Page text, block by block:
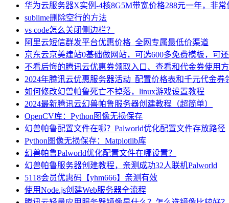
华为云服务器X实例-4核8G5M带宽价格288元一年，非常
sublime删除空行的方法
vs code怎么关闭侧边栏？
阿里云短信群发平台优惠价格_全网专属最低价渠道
京东云京美建站0基础做网站，可选600多免费模板，可还
不看后悔的腾讯云优惠券领取入口、查看和代金券使用
2024年腾讯云优惠服务器活动_配置价格表和千元代金券
如何修改幻兽帕鲁死亡不掉落，linux游戏设置教程
2024最新腾讯云幻兽帕鲁服务器创建教程（超简单）
OpenCV库：Python图像无损保存
幻兽帕鲁配置文件在哪？Palworld优化配置文件存放路径
Python图像无损保存：Matplotlib库
幻兽帕鲁Palworld优化配置文件在哪设置？
幻兽帕鲁服务器创建教程，亲测成功32人联机Palworld
5118会员优惠码【yhm666】亲测有效
使用Node.js创建Web服务器全流程